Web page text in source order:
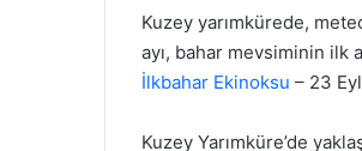
Kuzey yarımkürede,
ayı, bahar mevsiminin ilk
İlkbahar Ekinoksu – 23
Kuzey Yarımküre’de